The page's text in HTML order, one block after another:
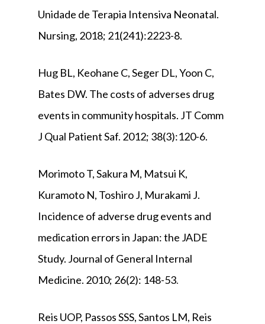
Unidade de Terapia Intensiva Neonatal.
Nursing, 2018; 21(241):2223-8.
Hug BL, Keohane C, Seger DL, Yoon C,
Bates DW. The costs of adverses drug
events in community hospitals. JT Comm
J Qual Patient Saf. 2012; 38(3):120-6.
Morimoto T, Sakura M, Matsui K,
Kuramoto N, Toshiro J, Murakami J.
Incidence of adverse drug events and
medication errors in Japan: the JADE
Study. Journal of General Internal
Medicine. 2010; 26(2): 148-53.
Reis UOP, Passos SSS, Santos LM, Reis